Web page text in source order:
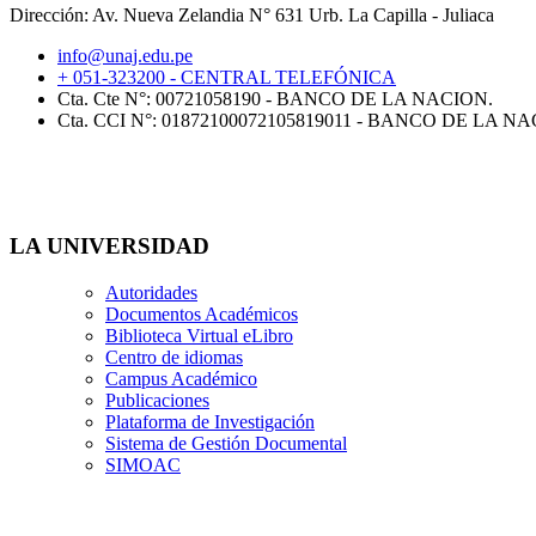
Dirección: Av. Nueva Zelandia N° 631 Urb. La Capilla - Juliaca
info@unaj.edu.pe
+ 051-323200 - CENTRAL TELEFÓNICA
Cta. Cte N°: 00721058190 - BANCO DE LA NACION.
Cta. CCI N°: 01872100072105819011 - BANCO DE LA
LA UNIVERSIDAD
Autoridades
Documentos Académicos
Biblioteca Virtual eLibro
Centro de idiomas
Campus Académico
Publicaciones
Plataforma de Investigación
Sistema de Gestión Documental
SIMOAC